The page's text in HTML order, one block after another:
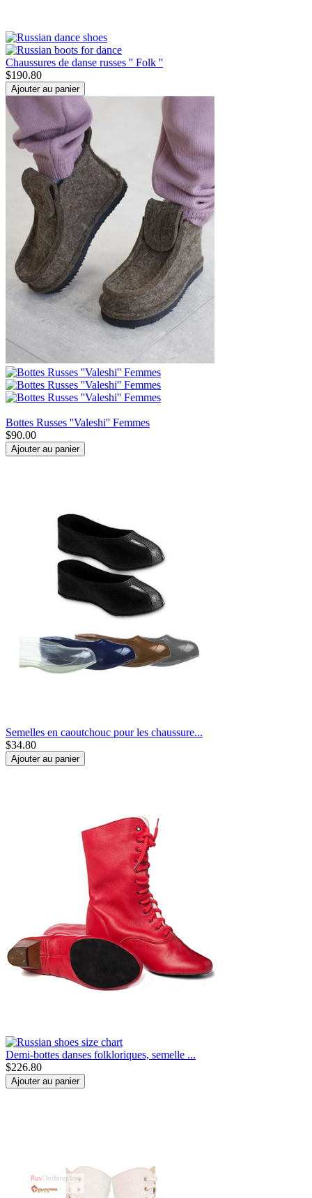
Chaussures de danse russes '' Folk ''
$190.80
Ajouter au panier
Bottes Russes ''Valeshi'' Femmes
$90.00
Ajouter au panier
Semelles en caoutchouc pour les chaussure...
$34.80
Ajouter au panier
Demi-bottes danses folkloriques, semelle ...
$226.80
Ajouter au panier